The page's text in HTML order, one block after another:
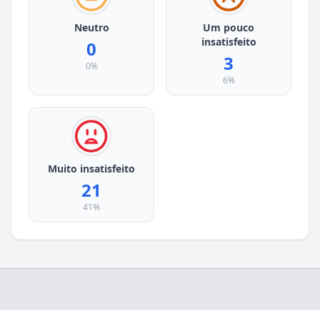
Neutro
0
0%
Um pouco
insatisfeito
3
6%
Muito insatisfeito
21
41%